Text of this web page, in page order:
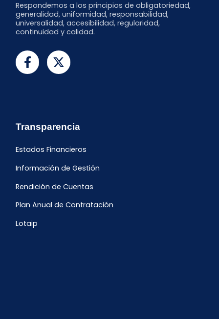
Respondemos a los principios de obligatoriedad,
generalidad, uniformidad, responsabilidad,
universalidad, accesibilidad, regularidad,
continuidad y calidad.
Transparencia
Estados Financieros
Información de Gestión
Rendición de Cuentas
Plan Anual de Contratación
Lotaip